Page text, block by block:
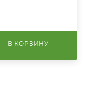
В КОРЗИНУ